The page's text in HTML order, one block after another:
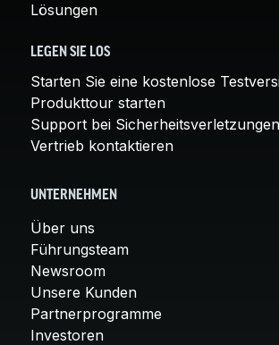
Lösungen
LEGEN SIE LOS
Starten Sie eine kostenlose
Produkttour starten
Support bei Sicherheitsverletzungen
Vertrieb kontaktieren
UNTERNEHMEN
Über uns
Führungsteam
Newsroom
Unsere Kunden
Partnerprogramme
Investoren